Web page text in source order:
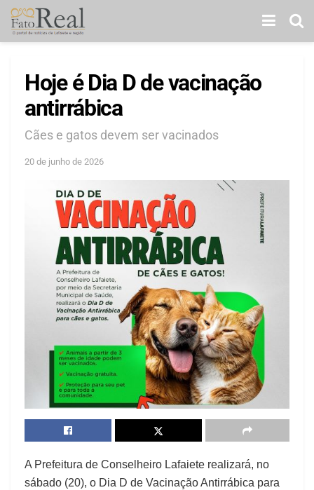
Hoje é Dia D de vacinação
antirrábica
Cães e gatos devem ser vacinados
20 de junho de 2026
A Prefeitura de Conselheiro Lafaiete realizará, no
sábado (20), o Dia D de Vacinação Antirrábica para